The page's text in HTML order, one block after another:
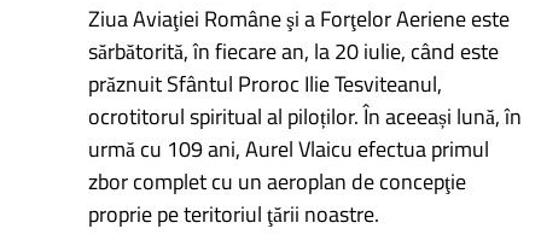
Ziua Aviaţiei Române şi a Forţelor Aeriene este
sărbătorită, în fiecare an, la 20 iulie, când este
prăznuit Sfântul Proroc Ilie Tesviteanul,
ocrotitorul spiritual al piloților. În aceeași lună, în
urmă cu 109 ani, Aurel Vlaicu efectua primul
zbor complet cu un aeroplan de concepţie
proprie pe teritoriul ţării noastre.